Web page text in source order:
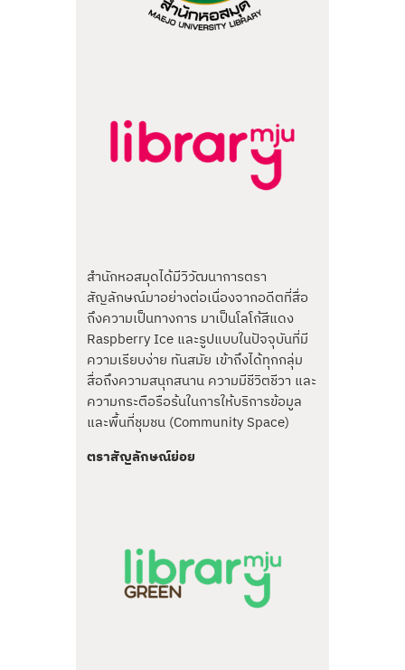
สำนักหอสมุดได้มีวิวัฒนาการตรา
สัญลักษณ์มาอย่างต่อเนื่องจากอดีตที่สื่อ
ถึงความเป็นทางการ มาเป็นโลโก้สีแดง
Raspberry Ice และรูปแบบในปัจจุบันที่มี
ความเรียบง่าย ทันสมัย เข้าถึงได้ทุกกลุ่ม
สื่อถึงความสนุกสนาน ความมีชีวิตชีวา และ
ความกระตือรือร้นในการให้บริการข้อมูล
และพื้นที่ชุมชน (Community Space)
ตราสัญลักษณ์ย่อย